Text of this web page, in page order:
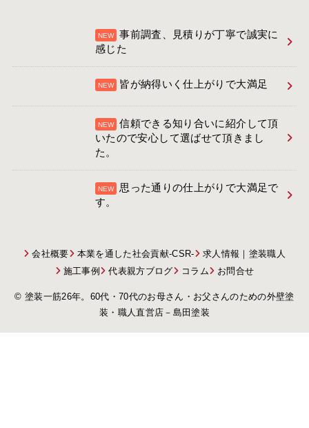
事前調査、見積りが丁寧で誠実に
感じた
皆が納得いく仕上がりで大満足
信頼できる知り合いに紹介して頂
いたので安心して選ばせて頂きまし
た。
思った通りの仕上がりで大満足で
す。
会社概要 本業を通した社会貢献-CSR-
求人情報｜塗装職人
施工事例
代表親方ブログ コラム お問合せ
© 塗装一筋26年。60代・70代のお母さん・お父さんのための外壁塗
装・職人直営店－島田塗装